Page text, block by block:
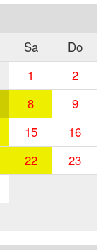
Sa
Do
1
2
8
9
15
16
22
23